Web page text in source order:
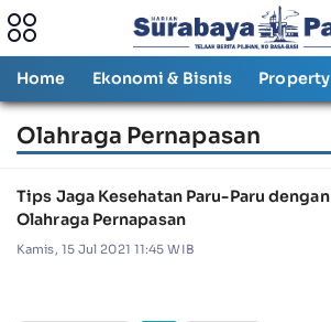
Home Ekonomi & Bisnis Property
Olahraga Pernapasan
Tips Jaga Kesehatan Paru-Paru dengan
Olahraga Pernapasan
Kamis, 15 Jul 2021 11:45 WIB